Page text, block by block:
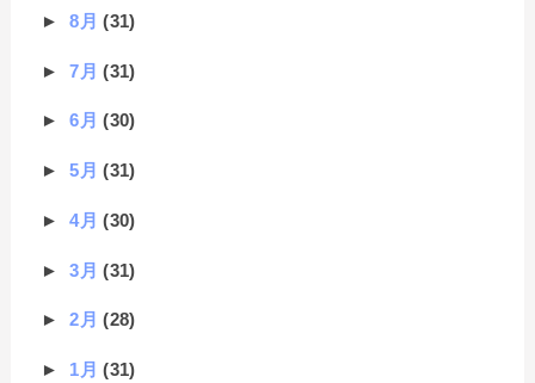
►8月(31)
►7月(31)
►6月(30)
►5月(31)
►4月(30)
►3月(31)
►2月(28)
► 1月(31)